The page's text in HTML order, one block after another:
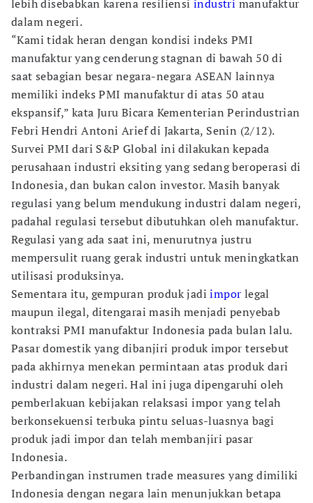
lebih disebabkan karena resiliensi industri manufaktur
dalam negeri.
“Kami tidak heran dengan kondisi indeks PMI
manufaktur yang cenderung stagnan di bawah 50 di
saat sebagian besar negara-negara ASEAN lainnya
memiliki indeks PMI manufaktur di atas 50 atau
ekspansif,” kata Juru Bicara Kementerian Perindustrian
Febri Hendri Antoni Arief di Jakarta, Senin (2/12).
Survei PMI dari S&P Global ini dilakukan kepada
perusahaan industri eksiting yang sedang beroperasi di
Indonesia, dan bukan calon investor. Masih banyak
regulasi yang belum mendukung industri dalam negeri,
padahal regulasi tersebut dibutuhkan oleh manufaktur.
Regulasi yang ada saat ini, menurutnya justru
mempersulit ruang gerak industri untuk meningkatkan
utilisasi produksinya.
Sementara itu, gempuran produk jadiimpor legal
maupun ilegal, ditengarai masih menjadi penyebab
kontraksi PMI manufaktur Indonesia pada bulan lalu.
Pasar domestik yang dibanjiri produk impor tersebut
pada akhirnya menekan permintaan atas produk dari
industri dalam negeri. Hal ini juga dipengaruhi oleh
pemberlakuan kebijakan relaksasi impor yang telah
berkonsekuensi terbuka pintu seluas-luasnya bagi
produk jadi impor dan telah membanjiri pasar
Indonesia.
Perbandingan instrumen trade measures yang dimiliki
Indonesia dengan negara lain menunjukkan betapa